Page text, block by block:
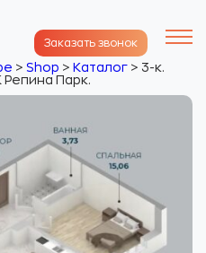
Заказать звонок
> Shop > Каталог > 3-к.
Репина Парк.